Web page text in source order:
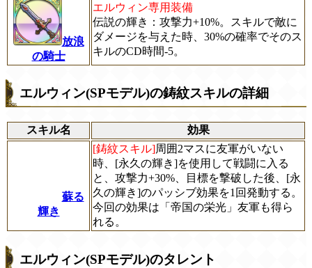
放浪
の騎士
エルウィン専用装備
伝説の輝き：攻撃力+10%。スキルで敵に
ダメージを与えた時、30%の確率でそのス
キルのCD時間-5。
エルウィン(SPモデル)の鋳紋スキルの詳細
スキル名 効果
蘇る
輝き
[鋳紋スキル]周囲2マスに友軍がいない
時、[永久の輝き]を使用して戦闘に入る
と、攻撃力+30%、目標を撃破した後、[永
久の輝き]のパッシブ効果を1回発動する。
今回の効果は「帝国の栄光」友軍も得ら
れる。
エルウィン(SPモデル)のタレント